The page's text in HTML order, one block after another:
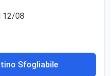
Sfogliabile